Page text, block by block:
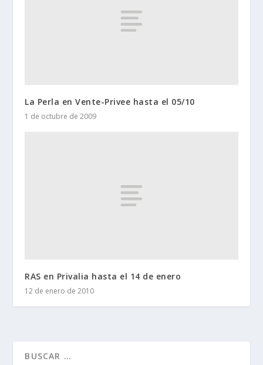
La Perla en Vente-Privee hasta el 05/10
1 de octubre de 2009
RAS en Privalia hasta el 14 de enero
12 de enero de 2010